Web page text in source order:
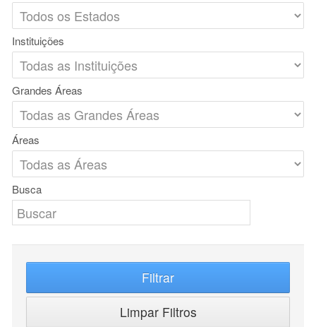
Instituições
Grandes Áreas
Áreas
Busca
Filtrar
Limpar Filtros